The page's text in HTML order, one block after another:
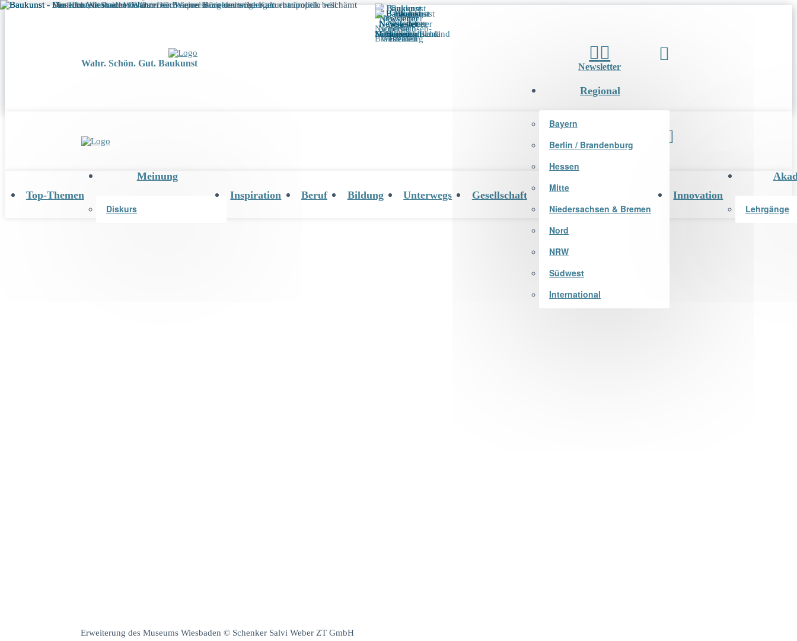
Wahr. Schön. Gut. Baukunst Newsletter
Newsletter
Top-Themen
Meinung
Diskurs
Inspiration Beruf Bildung Unterwegs Gesellschaft
Regional
Bayern
Berlin / Brandenburg
Hessen
Mitte
Niedersachsen & Bremen
Nord
NRW
Südwest
International
Innovation
Lehrgänge
Erweiterung des Museums Wiesbaden © Schenker Salvi Weber ZT GmbH